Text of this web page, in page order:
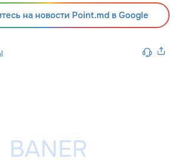
на новости Point.md в Google